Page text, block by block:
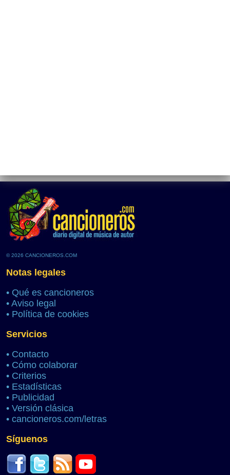
© 2026 CANCIONEROS.COM
Notas legales
• Qué es cancioneros
• Aviso legal
• Política de cookies
Servicios
• Contacto
• Cómo colaborar
• Criterios
• Estadísticas
• Publicidad
• Versión clásica
• cancioneros.com/letras
Síguenos